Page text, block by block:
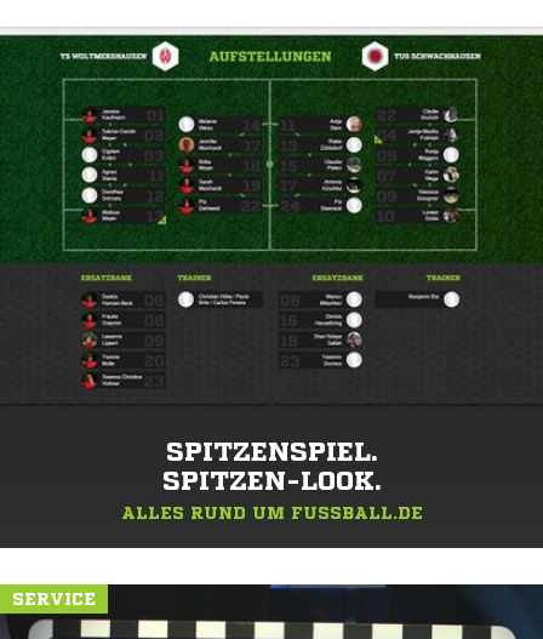
SPITZENSPIEL.
SPITZEN-LOOK.
ALLES RUND UM FUSSBALL.DE
SERVICE